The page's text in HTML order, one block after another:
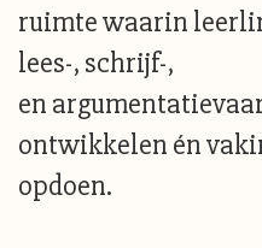
ruimte waarin
lees-, schrijf-,
en
ontwikkelen én
opdoen.